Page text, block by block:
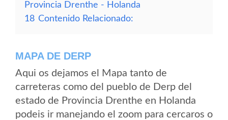
Provincia Drenthe - Holanda
18 Contenido Relacionado:
MAPA DE DERP
Aqui os dejamos el Mapa tanto de
carreteras como del pueblo de Derp del
estado de Provincia Drenthe en Holanda
podeis ir manejando el zoom para cercaros o